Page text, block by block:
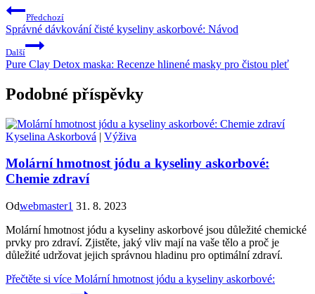
Předchozí
Správné dávkování čisté kyseliny askorbové: Návod
Další
Pure Clay Detox maska: Recenze hlinené masky pro čistou pleť
Podobné příspěvky
Kyselina Askorbová | Výživa
Molární hmotnost jódu a kyseliny askorbové:
Chemie zdraví
Odwebmaster1 31. 8. 2023
Molární hmotnost jódu a kyseliny askorbové jsou důležité chemické
prvky pro zdraví. Zjistěte, jaký vliv mají na vaše tělo a proč je
důležité udržovat jejich správnou hladinu pro optimální zdraví.
Přečtěte si více Molární hmotnost jódu a kyseliny askorbové: